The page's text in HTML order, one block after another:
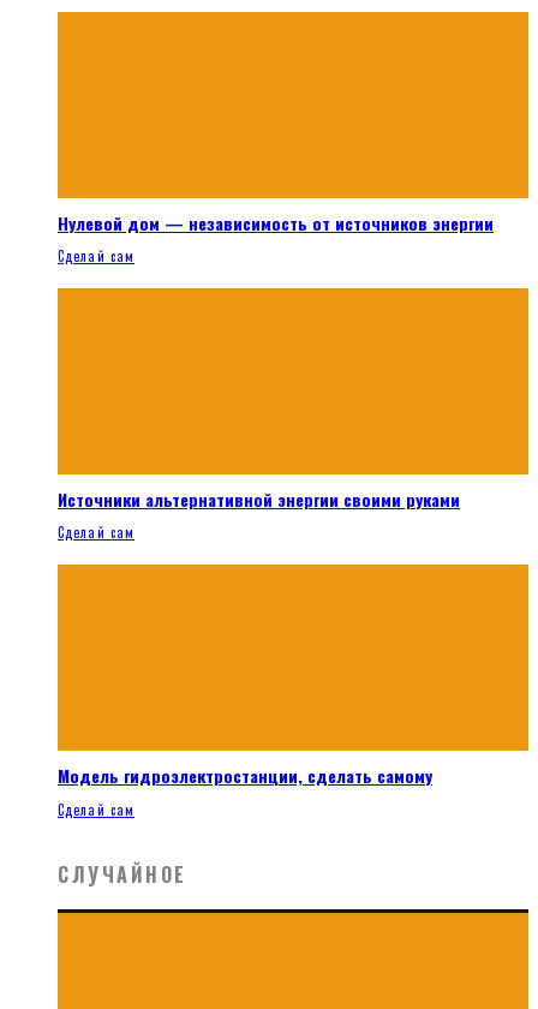
Нулевой дом — независимость от источников энергии
Сделай сам
Источники альтернативной энергии своими руками
Сделай сам
Модель гидроэлектростанции, сделать самому
Сделай сам
СЛУЧАЙНОЕ